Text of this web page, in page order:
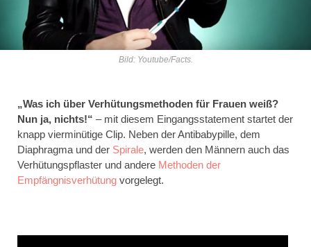
Bild: Youtube/Facts.
„Was ich über Verhütungsmethoden für Frauen weiß?
Nun ja, nichts!“ – mit diesem Eingangsstatement startet der
knapp vierminütige Clip. Neben der Antibabypille, dem
Diaphragma und der Spirale, werden den Männern auch das
Verhütungspflaster und andere Methoden der
Empfängnisverhütung vorgelegt.